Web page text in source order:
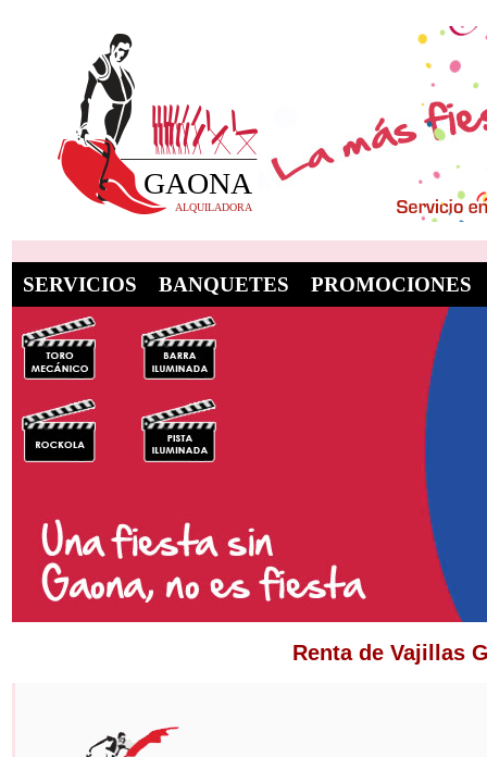
SERVICIOS BANQUETES PROMOCIONES
Renta de Vajillas